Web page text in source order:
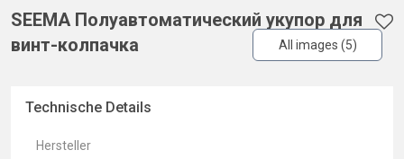
SEEMA Полуавтоматический укупор для
винт-колпачка
All images (5)
Technische Details
Hersteller